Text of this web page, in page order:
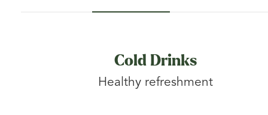
Cold Drinks
Healthy refreshment